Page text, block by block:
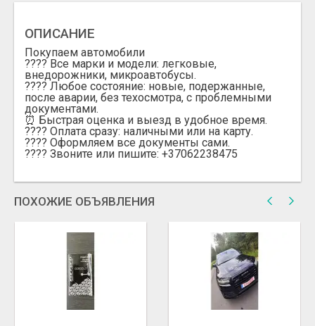
ОПИСАНИЕ
Покупаем автомобили
???? Все марки и модели: легковые,
внедорожники, микроавтобусы.
???? Любое состояние: новые, подержанные,
после аварии, без техосмотра, с проблемными
документами.
⏰ Быстрая оценка и выезд в удобное время.
???? Оплата сразу: наличными или на карту.
???? Оформляем все документы сами.
???? Звоните или пишите: +37062238475
ПОХОЖИЕ ОБЪЯВЛЕНИЯ